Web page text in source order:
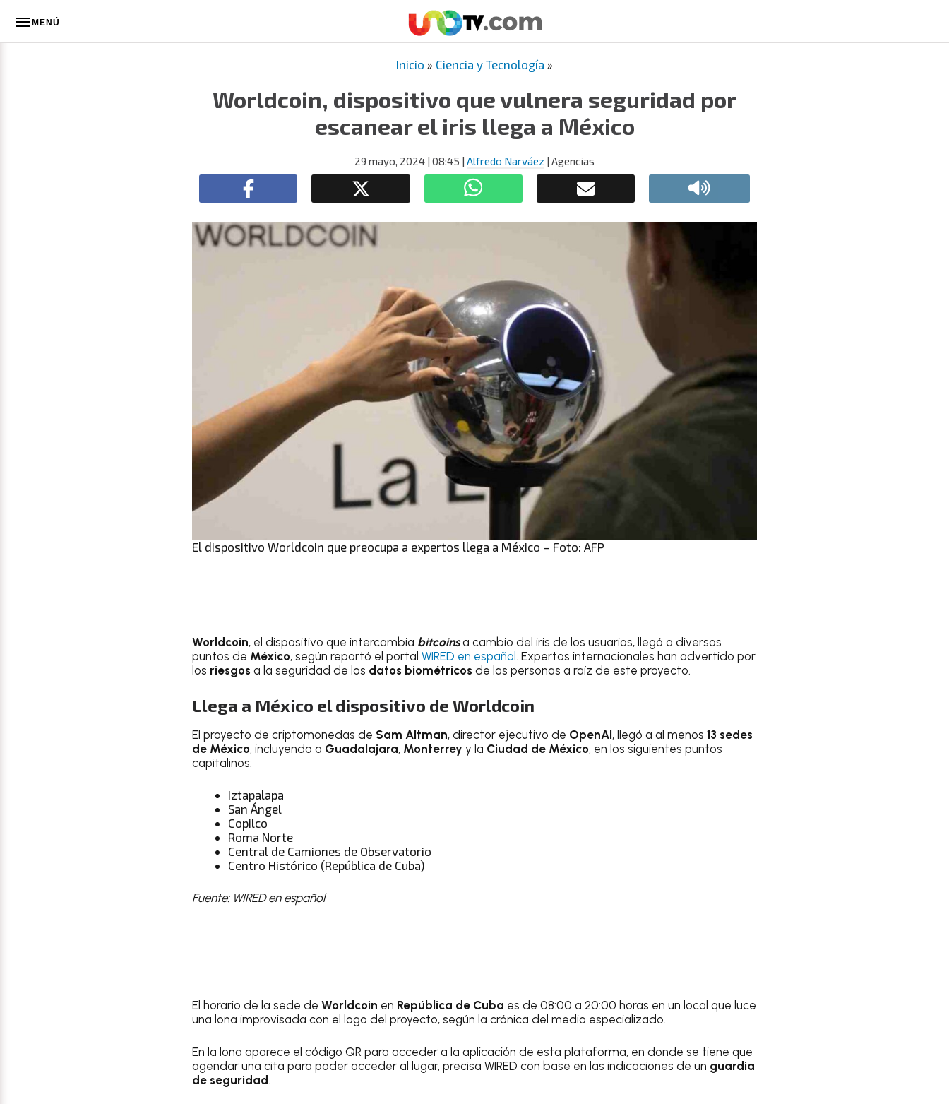
MENÚ
Inicio » Ciencia y Tecnología »
Worldcoin, dispositivo que vulnera seguridad por
escanear el iris llega a México
29 mayo, 2024 | 08:45 | Alfredo Narváez | Agencias
El dispositivo Worldcoin que preocupa a expertos llega a México – Foto: AFP
Worldcoin, el dispositivo que intercambia bitcoinsa cambio del iris de los usuarios, llegó a diversos
puntos de México, según reportó el portal WIRED en español . Expertos internacionales han advertido por
los riesgos a la seguridad de los datos biométricos de las personas a raíz de este proyecto.
Llega a México el dispositivo de Worldcoin
El proyecto de criptomonedas de Sam Altman, director ejecutivo de OpenAI, llegó a al menos 13 sedes
de México, incluyendo a Guadalajara, Monterrey y la Ciudad de México, en los siguientes puntos
capitalinos:
Iztapalapa
San Ángel
Copilco
Roma Norte
Central de Camiones de Observatorio
Centro Histórico (República de Cuba)
Fuente: WIRED en español
El horario de la sede de Worldcoin en República de Cuba es de 08:00 a 20:00 horas en un local que luce
una lona improvisada con el logo del proyecto, según la crónica del medio especializado.
En la lona aparece el código QR para acceder a la aplicación de esta plataforma, en donde se tiene que
agendar una cita para poder acceder al lugar, precisa WIRED con base en las indicaciones de un guardia
de seguridad.